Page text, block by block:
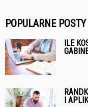
POPULARNE POSTY
ILE
I